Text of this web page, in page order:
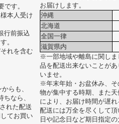
です。
本人受け
行前振込
。
れを含む
らも、
なら、
れた配送
てお買い
お届けします。
沖縄
北海道
全国一律
滋賀県内
※一部地域や離島に関しま
品を配送出来ないことが
いませ。
※年末年始・お盆休み、
物が集中する時期、また
により、お届け時間が遅れ
配送には万全を尽くして
日や記念日など期日指定